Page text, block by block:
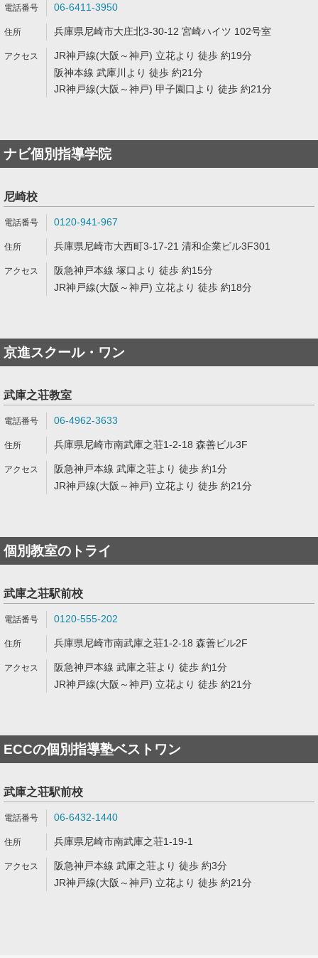
06-6411-3950
兵庫県尼崎市大庄北3-30-12 宮崎ハイツ 102号室
JR神戸線(大阪～神戸) 立花より 徒歩 約19分
阪神本線 武庫川より 徒歩 約21分
JR神戸線(大阪～神戸) 甲子園口より 徒歩 約21分
ナビ個別指導学院
尼崎校
0120-941-967
兵庫県尼崎市大西町3-17-21 清和企業ビル3F301
阪急神戸本線 塚口より 徒歩 約15分
JR神戸線(大阪～神戸) 立花より 徒歩 約18分
京進スクール・ワン
武庫之荘教室
06-4962-3633
兵庫県尼崎市南武庫之荘1-2-18 森善ビル3F
阪急神戸本線 武庫之荘より 徒歩 約1分
JR神戸線(大阪～神戸) 立花より 徒歩 約21分
個別教室のトライ
武庫之荘駅前校
0120-555-202
兵庫県尼崎市南武庫之荘1-2-18 森善ビル2F
阪急神戸本線 武庫之荘より 徒歩 約1分
JR神戸線(大阪～神戸) 立花より 徒歩 約21分
ECCの個別指導塾ベストワン
武庫之荘駅前校
06-6432-1440
兵庫県尼崎市南武庫之荘1-19-1
阪急神戸本線 武庫之荘より 徒歩 約3分
JR神戸線(大阪～神戸) 立花より 徒歩 約21分